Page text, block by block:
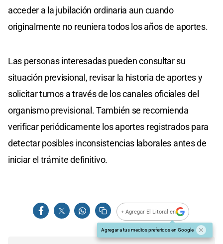
acceder a la jubilación ordinaria aun cuando
originalmente no reuniera todos los años de aportes.
Las personas interesadas pueden consultar su
situación previsional, revisar la historia de aportes y
solicitar turnos a través de los canales oficiales del
organismo previsional. También se recomienda
verificar periódicamente los aportes registrados para
detectar posibles inconsistencias laborales antes de
iniciar el trámite definitivo.
+ Agregar El Litoral en
Agregar a tus medios preferidos en Google